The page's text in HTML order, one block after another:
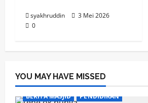
syakhruddin
3 Mei 2026
0
YOU MAY HAVE MISSED
BERITA MASJID PENDIDIKAN